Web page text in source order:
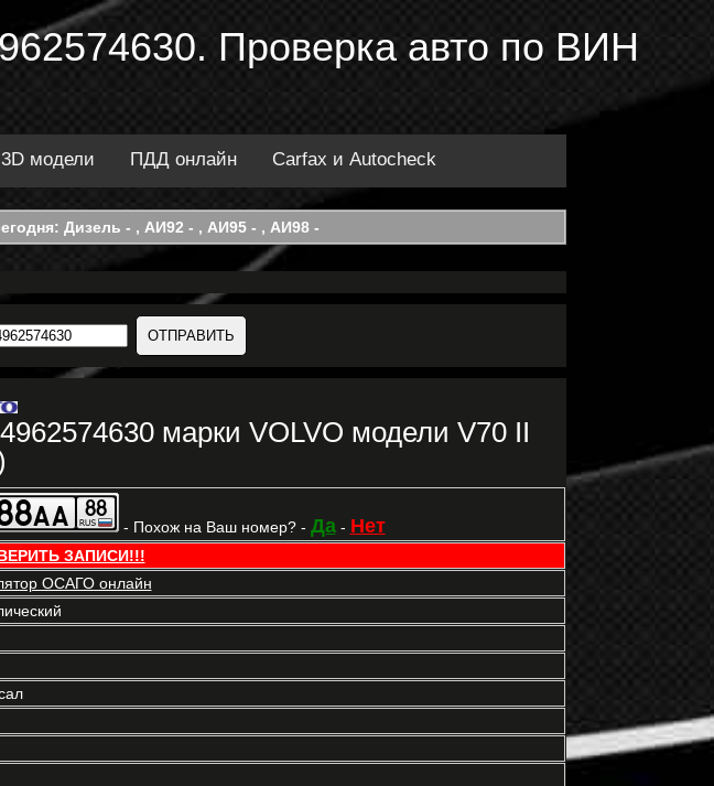
Проверка авто по ВИН
3D модели ПДД онлайн Carfax и Autocheck
Дизель - , АИ92 - , АИ95 - , АИ98 -
марки VOLVO модели V70 II
- Похож на Ваш номер? - Да- Нет
ЗАПИСИ!!!
ОСАГО онлайн